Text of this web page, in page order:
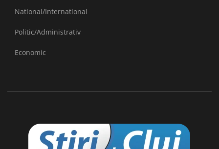
National/International
Politic/Administrativ
Economic